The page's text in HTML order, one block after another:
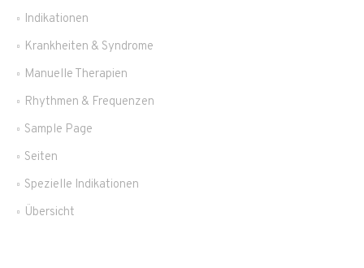
Indikationen
Krankheiten & Syndrome
Manuelle Therapien
Rhythmen & Frequenzen
Sample Page
Seiten
Spezielle Indikationen
Übersicht